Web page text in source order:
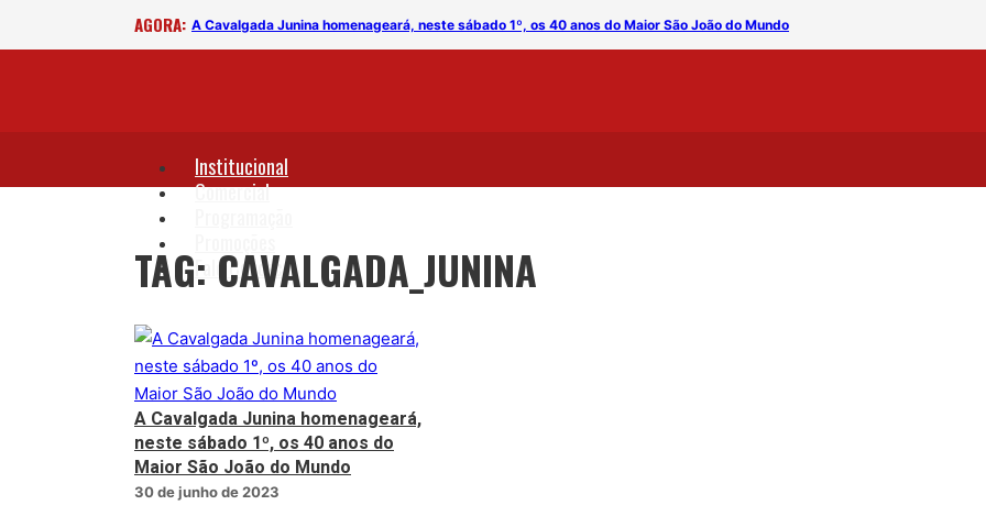
AGORA:
São João do Mundo A Cavalgada Junina homenageará, neste sábado 1º, os 40 anos do Maior São João do Mundo A Cavalgada Junina
Institucional
Comercial
Fale Conosco
TAG: CAVALGADA_JUNINA
A Cavalgada Junina homenageará,
neste sábado 1º, os 40 anos do
Maior São João do Mundo
30 de junho de 2023